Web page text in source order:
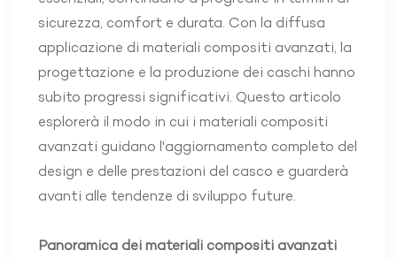
sicurezza, comfort e durata. Con la diffusa
applicazione di materiali compositi avanzati, la
progettazione e la produzione dei caschi hanno
subito progressi significativi. Questo articolo
esplorerà il modo in cui i materiali compositi
avanzati guidano l'aggiornamento completo del
design e delle prestazioni del casco e guarderà
avanti alle tendenze di sviluppo future.
Panoramica dei materiali compositi avanzati